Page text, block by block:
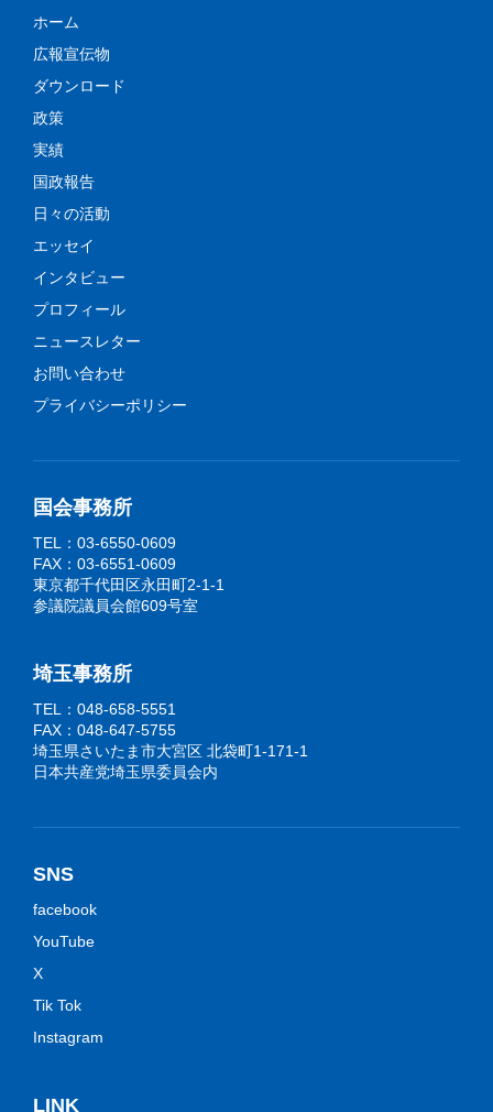
ホーム
広報宣伝物
ダウンロード
政策
実績
国政報告
日々の活動
エッセイ
インタビュー
プロフィール
ニュースレター
お問い合わせ
プライバシーポリシー
国会事務所
TEL：03-6550-0609
FAX：03-6551-0609
東京都千代田区永田町2-1-1
参議院議員会館609号室
埼玉事務所
TEL：048-658-5551
FAX：048-647-5755
埼玉県さいたま市大宮区 北袋町1-171-1
日本共産党埼玉県委員会内
SNS
facebook
YouTube
X
Tik Tok
Instagram
LINK